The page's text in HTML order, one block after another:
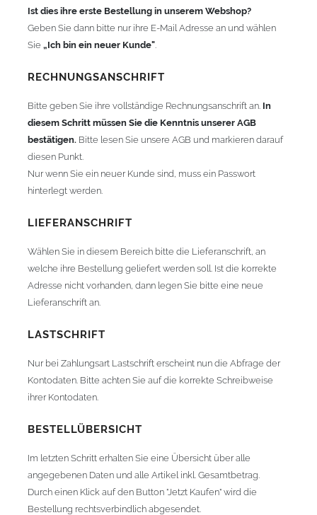
Ist dies ihre erste Bestellung in unserem Webshop?
Geben Sie dann bitte nur ihre E-Mail Adresse an und wählen
Sie „Ich bin ein neuer Kunde".
RECHNUNGSANSCHRIFT
Bitte geben Sie ihre vollständige Rechnungsanschrift an. In
diesem Schritt müssen Sie die Kenntnis unserer AGB
bestätigen. Bitte lesen Sie unsere AGB und markieren darauf
diesen Punkt.
Nur wenn Sie ein neuer Kunde sind, muss ein Passwort
hinterlegt werden.
LIEFERANSCHRIFT
Wählen Sie in diesem Bereich bitte die Lieferanschrift, an
welche ihre Bestellung geliefert werden soll. Ist die korrekte
Adresse nicht vorhanden, dann legen Sie bitte eine neue
Lieferanschrift an.
LASTSCHRIFT
Nur bei Zahlungsart Lastschrift erscheint nun die Abfrage der
Kontodaten. Bitte achten Sie auf die korrekte Schreibweise
ihrer Kontodaten.
BESTELLÜBERSICHT
Im letzten Schritt erhalten Sie eine Übersicht über alle
angegebenen Daten und alle Artikel inkl. Gesamtbetrag.
Durch einen Klick auf den Button "Jetzt Kaufen" wird die
Bestellung rechtsverbindlich abgesendet.